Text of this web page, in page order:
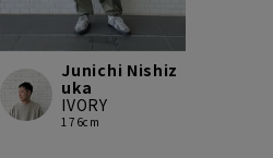
Junichi Nishiz
uka
IVORY
176cm